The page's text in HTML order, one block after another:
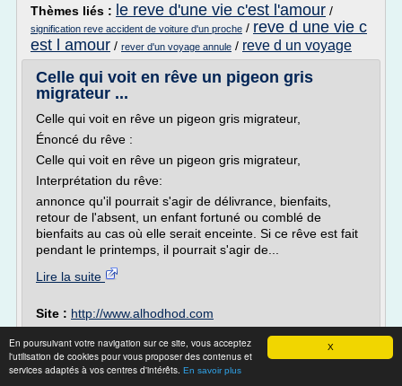
X
En poursuivant votre navigation sur ce site, vous acceptez
l'utilisation de cookies pour vous proposer des contenus et
services adaptés à vos centres d'intérêts. En savoir plus
Thèmes liés : le reve d'une vie c'est l'amour /
signification reve accident de voiture d'un proche / reve d une vie c
est l amour / rever d'un voyage annule / reve d un voyage
Celle qui voit en rêve un pigeon gris
migrateur ...
Celle qui voit en rêve un pigeon gris migrateur,
Énoncé du rêve :
Celle qui voit en rêve un pigeon gris migrateur,
Interprétation du rêve:
annonce qu'il pourrait s'agir de délivrance, bienfaits,
retour de l'absent, un enfant fortuné ou comblé de
bienfaits au cas où elle serait enceinte. Si ce rêve est fait
pendant le printemps, il pourrait s'agir de...
Lire la suite
Site : http://www.alhodhod.com
dictionnaire interpretation des reves selon l'islam/
dictionnaire d'interpretation des reves dans l'islam
dictionnaire
interpretation des reves dans l'islam/interpretation de reve selon